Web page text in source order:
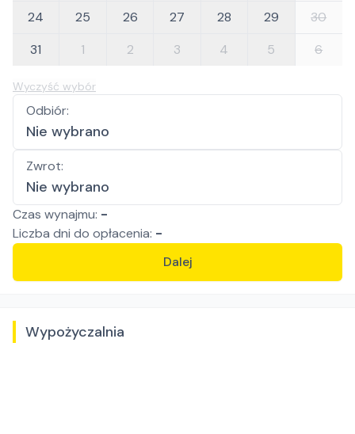
24
25 26 27 28 29
30
31
1 2 3 4 5 6
Wyczyść wybór
Odbiór:
Nie wybrano
Zwrot:
Nie wybrano
Czas wynajmu: -
Liczba dni do opłacenia: -
Dalej
Wypożyczalnia